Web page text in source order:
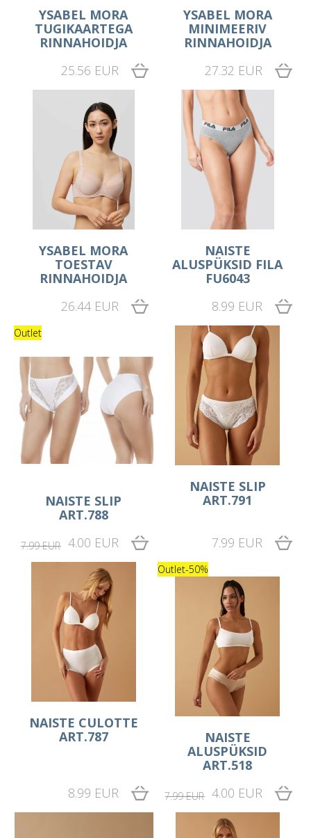
YSABEL MORA
TUGIKAARTEGA
RINNAHOIDJA
25.56 EUR
YSABEL MORA
MINIMEERIV
RINNAHOIDJA
27.32 EUR
YSABEL MORA
TOESTAV
RINNAHOIDJA
26.44 EUR
NAISTE
ALUSPÜKSID FILA
FU6043
8.99 EUR
Outlet
NAISTE SLIP
ART.788
7.99 EUR 4.00 EUR
NAISTE SLIP
ART.791
7.99 EUR
NAISTE CULOTTE
ART.787
8.99 EUR
Outlet-50%
NAISTE
ALUSPÜKSID
ART.518
7.99 EUR 4.00 EUR